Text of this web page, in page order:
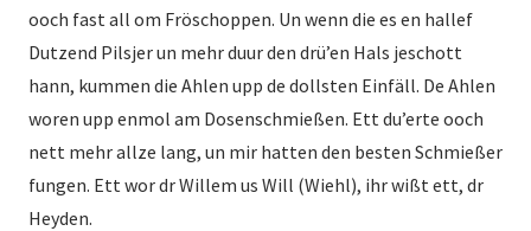
ooch fast all om Fröschoppen. Un wenn die es en hallef
Dutzend Pilsjer un mehr duur den drü’en Hals jeschott
hann, kummen die Ahlen upp de dollsten Einfäll. De Ahlen
woren upp enmol am Dosenschmießen. Ett du’erte ooch
nett mehr allze lang, un mir hatten den besten Schmießer
fungen. Ett wor dr Willem us Will (Wiehl), ihr wißt ett, dr
Heyden.